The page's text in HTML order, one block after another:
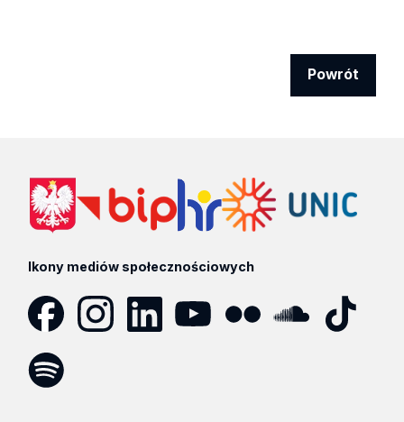
Powrót
Ikony mediów społecznościowych